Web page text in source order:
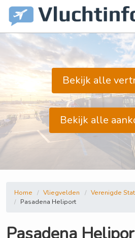
Bekijk alle
Bekijk alle
Home Vliegvelden
Verenigde
Pasadena Heliport